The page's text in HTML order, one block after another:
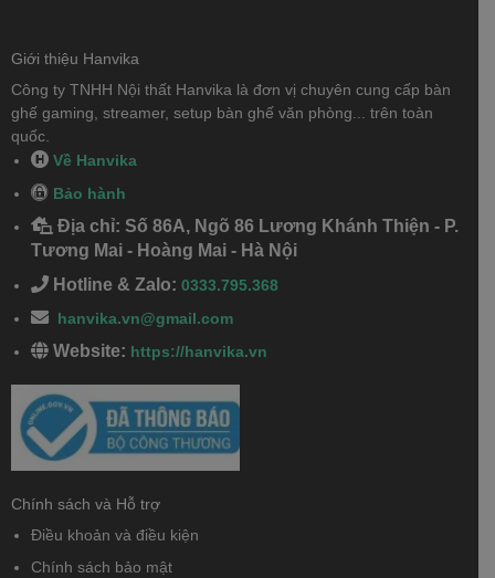
Giới thiệu Hanvika
Công ty TNHH Nội thất Hanvika là đơn vị chuyên cung cấp bàn
ghế gaming, streamer, setup bàn ghế văn phòng... trên toàn
quốc.
Về Hanvika
Bảo hành
Địa chỉ: Số 86A, Ngõ 86 Lương Khánh Thiện - P.
Tương Mai - Hoàng Mai - Hà Nội
Hotline & Zalo: 0333.795.368
hanvika.vn@gmail.com
Website: https://hanvika.vn
Chính sách và Hỗ trợ
Điều khoản và điều kiện
Chính sách bảo mật